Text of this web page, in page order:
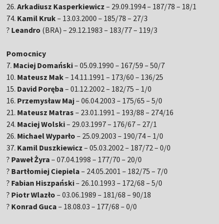
26.Arkadiusz Kasperkiewicz – 29.09.1994 – 187/78 – 18/1
74. Kamil Kruk– 13.03.2000 – 185/78 – 27/3
? Leandro (BRA) – 29.12.1983 – 183/77 – 119/3
Pomocnicy
7. Maciej Domański– 05.09.1990 – 167/59 – 50/7
10. Mateusz Mak– 14.11.1991 – 173/60 – 136/25
15. David Poręba – 01.12.2002 – 182/75 – 1/0
16. Przemysław Maj– 06.04.2003 – 175/65 – 5/0
21. Mateusz Matras – 23.01.1991 – 193/88 – 274/16
24. Maciej Wolski– 29.03.1997 – 176/67 – 27/1
26. Michael Wyparło – 25.09.2003 – 190/74 – 1/0
37. Kamil Duszkiewicz – 05.03.2002 – 187/72 – 0/0
? Paweł Żyra – 07.04.1998 – 177/70 – 20/0
? Bartłomiej Ciepiela – 24.05.2001 – 182/75 – 7/0
? Fabian Hiszpański– 26.10.1993 – 172/68 – 5/0
? Piotr Wlazło – 03.06.1989 – 181/68 – 90/18
? Konrad Guca – 18.08.03 – 177/68 – 0/0